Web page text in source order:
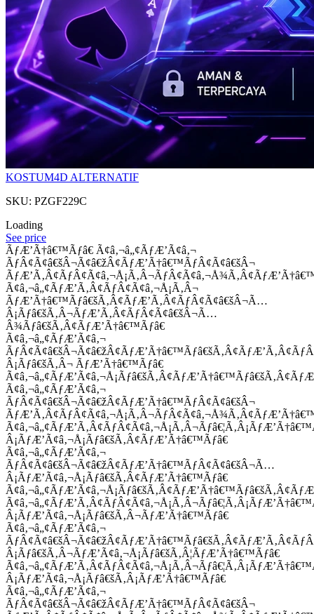
KOSTUM4D ALTERNATIF
SKU: PZGF229C
Loading
See price
ÃƒÆ’Ã†â€™Ãƒâ€ Ã¢â‚¬â„¢ÃƒÆ’Ã¢â‚¬
ÃƒÂ¢Ã¢â€šÂ¬Ã¢â€žÂ¢ÃƒÆ’Ã†â€™ÃƒÂ¢Ã¢â€šÂ¬
Ã¢â‚¬â„¢ÃƒÆ’Ã‚Â¢ÃƒÂ¢Ã¢â‚¬Å¡Ã‚Â¬
ÃƒÆ’Ã†â€™Ãƒâ€šÃ‚Â¢ÃƒÆ’Ã‚Â¢ÃƒÂ¢Ã¢â€šÂ¬Ã…
Â¡Ãƒâ€šÃ‚Â¬ÃƒÆ’Ã‚Â¢ÃƒÂ¢Ã¢â€šÂ¬Ã…
Â¾Ãƒâ€šÃ‚Â¢ÃƒÆ’Ã†â€™Ãƒâ€
Ã¢â‚¬â„¢ÃƒÆ’Ã¢â‚¬
Â¡Ãƒâ€šÃ‚Â¬ ÃƒÆ’Ã†â€™Ãƒâ€
Ã¢â‚¬â„¢ÃƒÆ’Ã¢â‚¬
ÃƒÂ¢Ã¢â€šÂ¬Ã¢â€žÂ¢ÃƒÆ’Ã†â€™ÃƒÂ¢Ã¢â€šÂ¬
Â¡ÃƒÆ’Ã¢â‚¬Å¡Ãƒâ€šÃ‚Â¢ÃƒÆ’Ã†â€™Ãƒâ€
Ã¢â‚¬â„¢ÃƒÆ’Ã¢â‚¬
ÃƒÂ¢Ã¢â€šÂ¬Ã¢â€žÂ¢ÃƒÆ’Ã†â€™ÃƒÂ¢Ã¢â€šÂ¬Ã…
Â¡ÃƒÆ’Ã¢â‚¬Å¡Ãƒâ€šÃ‚Â¢ÃƒÆ’Ã†â€™Ãƒâ€
Â¡ÃƒÆ’Ã¢â‚¬Å¡Ãƒâ€šÃ‚Â¬ÃƒÆ’Ã†â€™Ãƒâ€
Ã¢â‚¬â„¢ÃƒÆ’Ã¢â‚¬
Â¡Ãƒâ€šÃ‚Â¬ÃƒÆ’Ã¢â‚¬Å¡Ãƒâ€šÃ‚Â¦ÃƒÆ’Ã†â€™Ãƒâ€
Â¡ÃƒÆ’Ã¢â‚¬Å¡Ãƒâ€šÃ‚Â¡ÃƒÆ’Ã†â€™Ãƒâ€
Ã¢â‚¬â„¢ÃƒÆ’Ã¢â‚¬
ÃƒÂ¢Ã¢â€šÂ¬Ã¢â€žÂ¢ÃƒÆ’Ã†â€™ÃƒÂ¢Ã¢â€šÂ¬